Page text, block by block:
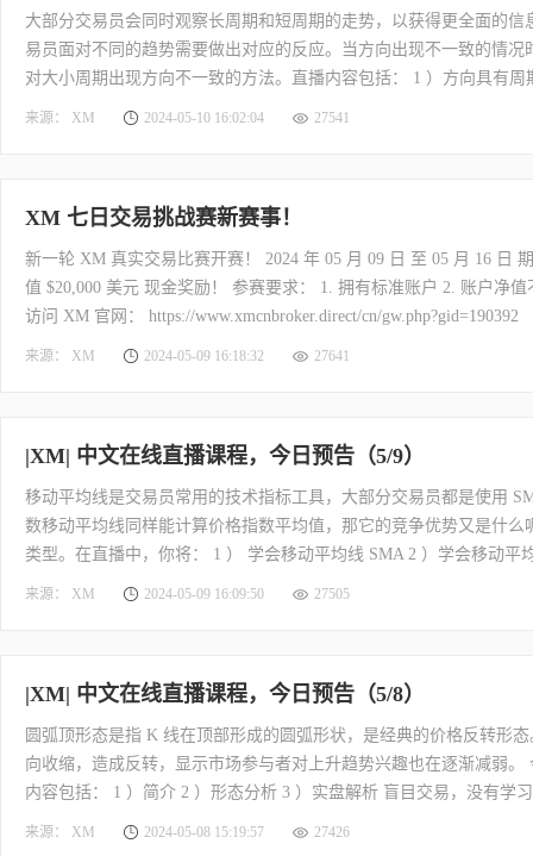
大部分交易员会同时观察长周期和短周期的走势，以获得更全面的
易员面对不同的趋势需要做出对应的反应。当方向出现不一致的情
对大小周期出现方向不一致的方法。直播内容包括： 1 ）方向具有
且获得稳定的盈利，需要多方面的配合。比如：基本面或者技术面
来源： XM 2024-05-10 16:02:04 27541
XM 七日交易挑战赛新赛事！
新一轮 XM 真实交易比赛开赛！ 2024 年 05 月 09 日 至 05 月 16 日
值 $20,000 美元 现金奖励！ 参赛要求： 1. 拥有标准账户 2. 账户净
访问 XM 官网： https://www.xmcnbroker.direct/cn/gw.php?gid=190392
来源： XM 2024-05-09 16:18:32 27641
|XM| 中文在线直播课程，今日预告（5/9）
移动平均线是交易员常用的技术指标工具，大部分交易员都是使用
数移动平均线同样能计算价格指数平均值，那它的竞争优势又是什
类型。在直播中，你将： 1 ） 学会移动平均线 SMA 2 ）学会移动
量和流动性的交易方法，着重于分析市场中的订单簿和交易量，寻
来源： XM 2024-05-09 16:09:50 27505
|XM| 中文在线直播课程，今日预告（5/8）
圆弧顶形态是指 K 线在顶部形成的圆弧形状，是经典的价格反转形
向收缩，造成反转，显示市场参与者对上升趋势兴趣也在逐渐减弱
内容包括： 1 ）简介 2 ）形态分析 3 ）实盘解析 盲目交易，没有学
错误，交易员需要建立健康的交易心态，并严格控制交易行为以助
来源： XM 2024-05-08 15:19:57 27426